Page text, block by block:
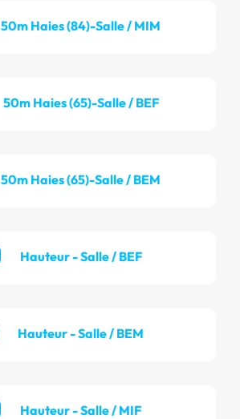
50m Haies (84)-Salle / MIM
50m Haies (65)-Salle / BEF
50m Haies (65)-Salle / BEM
Hauteur - Salle / BEF
Hauteur - Salle / BEM
Hauteur - Salle / MIF